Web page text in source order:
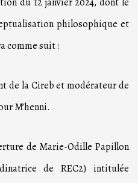
philosophique et
comme suit :
de la Cireb et modérateur de
M’henni.
de Marie-Odille Papillon
de REC2) intitulée